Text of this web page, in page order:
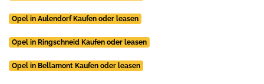
Opel in Aulendorf Kaufen oder leasen
Opel in Ringschneid Kaufen oder leasen
Opel in Bellamont Kaufen oder leasen